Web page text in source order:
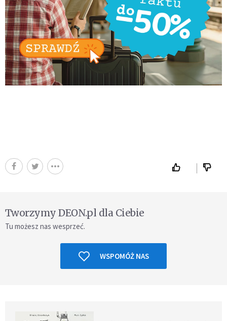
Tworzymy DEON.pl dla Ciebie
Tu możesz nas wesprzeć.
WSPOMÓŻ NAS